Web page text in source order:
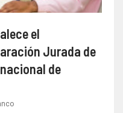
el
Jurada de
de